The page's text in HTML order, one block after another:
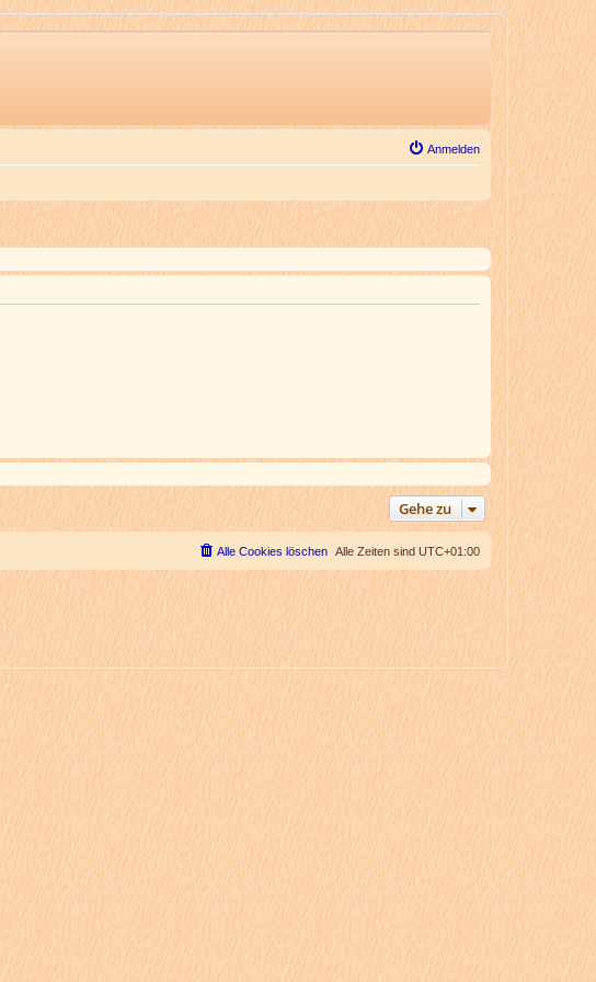
Anmelden
Gehe zu
Alle Zeiten sind UTC+01:00
Alle Cookies löschen